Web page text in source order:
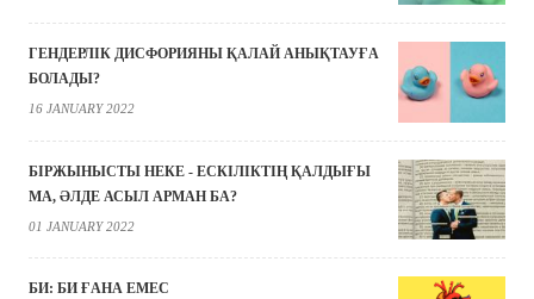
ГЕНДЕРЛІК ДИСФОРИЯНЫ ҚАЛАЙ АНЫҚТАУҒА
БОЛАДЫ?
16 JANUARY 2022
БІРЖЫНЫСТЫ НЕКЕ - ЕСКІЛІКТІҢ ҚАЛДЫҒЫ
МА, ӘЛДЕ АСЫЛ АРМАН БА?
01 JANUARY 2022
БИ: БИ ҒАНА ЕМЕС